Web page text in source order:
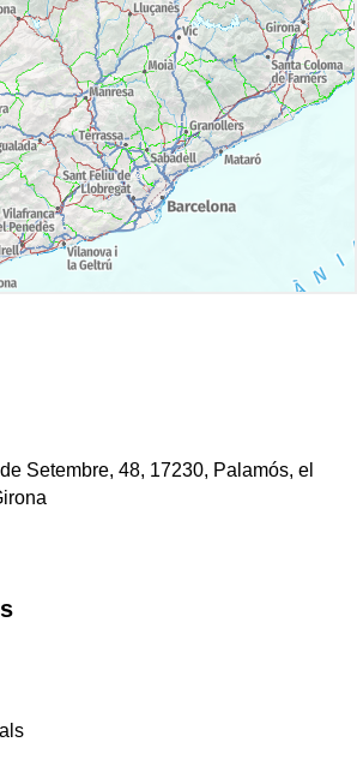
Setembre, 48, 17230, Palamós, el